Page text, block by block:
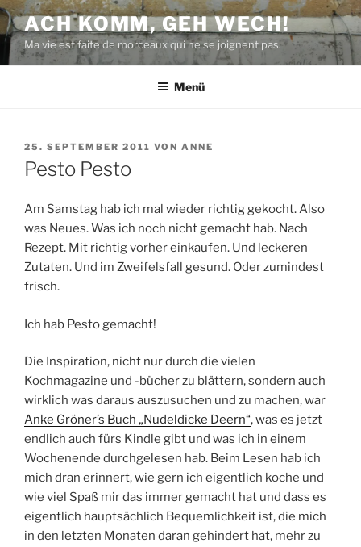
Zum
Inhalt
springen
ACH KOMM, GEH WECH!
Ma vie est faite de morceaux qui ne se joignent pas.
Menü
VERÖFFENTLICHT
AM
25. SEPTEMBER 2011 VON ANNE
Pesto Pesto
Am Samstag hab ich mal wieder richtig gekocht. Also
was Neues. Was ich noch nicht gemacht hab. Nach
Rezept. Mit richtig vorher einkaufen. Und leckeren
Zutaten. Und im Zweifelsfall gesund. Oder zumindest
frisch.
Ich hab Pesto gemacht!
Die Inspiration, nicht nur durch die vielen
Kochmagazine und -bücher zu blättern, sondern auch
wirklich was daraus auszusuchen und zu machen, war
Anke Gröner’s Buch „Nudeldicke Deern“, was es jetzt
endlich auch fürs Kindle gibt und was ich in einem
Wochenende durchgelesen hab. Beim Lesen hab ich
mich dran erinnert, wie gern ich eigentlich koche und
wie viel Spaß mir das immer gemacht hat und dass es
eigentlich hauptsächlich Bequemlichkeit ist, die mich
in den letzten Monaten daran gehindert hat, mehr zu